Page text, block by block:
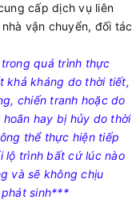
cấp dịch vụ liên
vận chuyển, đối tác
quá trình thực
khả kháng do thời tiết,
chiến tranh hoặc do
hay bị hủy do thời
thể thực hiện tiếp
lộ trình bất cứ lúc nào
và sẽ không chịu
sinh***